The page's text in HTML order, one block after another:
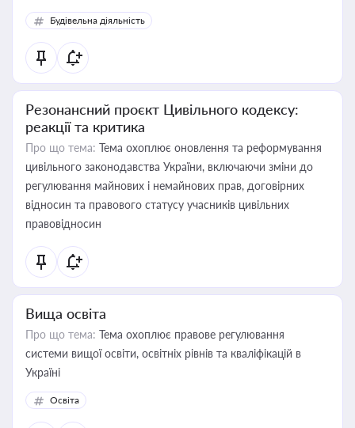
Будівельна діяльність
Резонансний проєкт Цивільного кодексу:
реакції та критика
Про що тема: Тема охоплює оновлення та реформування
цивільного законодавства України, включаючи зміни до
регулювання майнових і немайнових прав, договірних
відносин та правового статусу учасників цивільних
правовідносин
Вища освіта
Про що тема: Тема охоплює правове регулювання
системи вищої освіти, освітніх рівнів та кваліфікацій в
Україні
Освіта